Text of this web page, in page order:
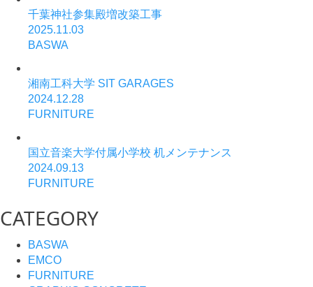
千葉神社参集殿増改築工事
2025.11.03
BASWA
湘南工科大学 SIT GARAGES
2024.12.28
FURNITURE
国立音楽大学付属小学校 机メンテナンス
2024.09.13
FURNITURE
CATEGORY
BASWA
EMCO
FURNITURE